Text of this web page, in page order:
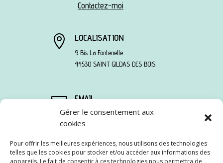
Gérer le consentement aux
cookies
Pour offrir les meilleures expériences, nous utilisons des technologies
telles que les cookies pour stocker et/ou accéder aux informations des
appareils. Le fait de consentir à ces technologies nous permettra de
Contactez-moi
 LOCALISATION
9 Bis La Fontenelle
44530 SAINT GILDAS DES BOIS
 EMAIL
sandra@tycoaching.fr
